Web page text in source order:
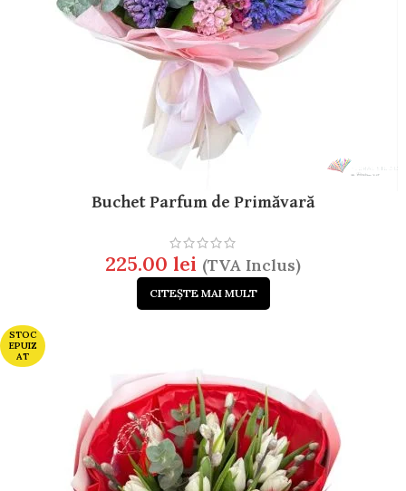
Buchet Parfum de Primăvară
225.00 lei (TVA Inclus)
CITEȘTE MAI MULT
STOC
EPUIZ
AT